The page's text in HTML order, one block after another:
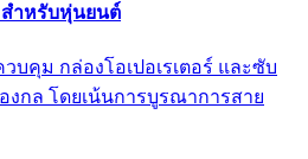
สำหรับหุ่นยนต์
บคุม กล่องโอเปอเรเตอร์ และซับ
งกล โดยเน้นการบูรณาการสาย